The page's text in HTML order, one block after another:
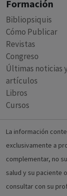
Formación
Bibliopsiquis
Cómo Publicar
Revistas
Congreso
Últimas noticias
artículos
Libros
Cursos
La información
exclusivamente a
complementar, no
salud y su paciente
consultar con su